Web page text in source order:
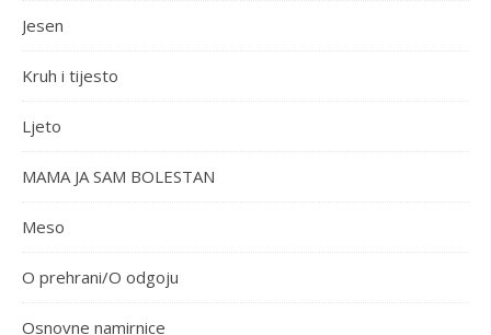
Jesen
Kruh i tijesto
Ljeto
MAMA JA SAM BOLESTAN
Meso
O prehrani/O odgoju
Osnovne namirnice